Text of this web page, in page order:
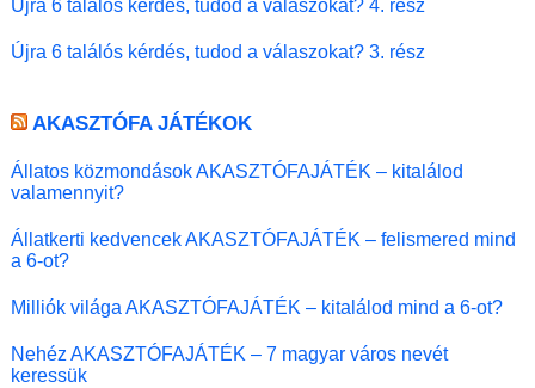
Újra 6 találós kérdés, tudod a válaszokat? 4. rész
Újra 6 találós kérdés, tudod a válaszokat? 3. rész
AKASZTÓFA JÁTÉKOK
Állatos közmondások AKASZTÓFAJÁTÉK – kitalálod
valamennyit?
Állatkerti kedvencek AKASZTÓFAJÁTÉK – felismered mind
a 6-ot?
Milliók világa AKASZTÓFAJÁTÉK – kitalálod mind a 6-ot?
Nehéz AKASZTÓFAJÁTÉK – 7 magyar város nevét
keressük